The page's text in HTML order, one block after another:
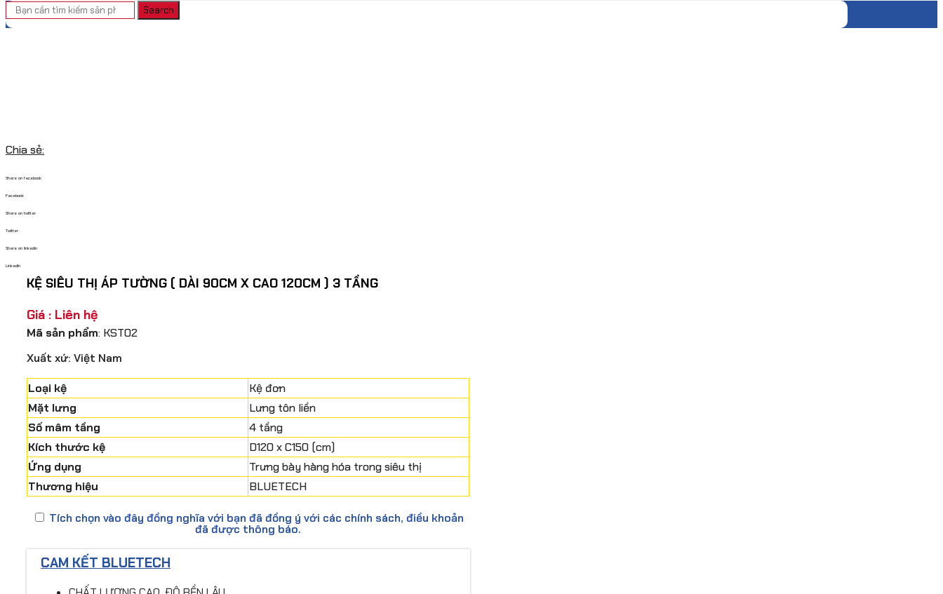
Search
Chia sẻ:
Share on facebook
Facebook
Share on twitter
Twitter
Share on linkedin
LinkedIn
KỆ SIÊU THỊ ÁP TƯỜNG ( DÀI 90CM X CAO 120CM ) 3 TẦNG
Giá : Liên hệ
Mã sản phẩm: KST02
Xuất xứ: Việt Nam
Loại kệ
Kệ đơn
Mặt lưng
Lưng tôn liền
Số mâm tầng
4 tầng
Kích thước kệ
D120 x C150 (cm)
Ứng dụng
Trưng bày hàng hóa trong siêu thị
Thương hiệu
BLUETECH
Tích chọn vào đây đồng nghĩa với bạn đã đồng ý với các chính sách, điều khoản
đã được thông báo.
CAM KẾT BLUETECH